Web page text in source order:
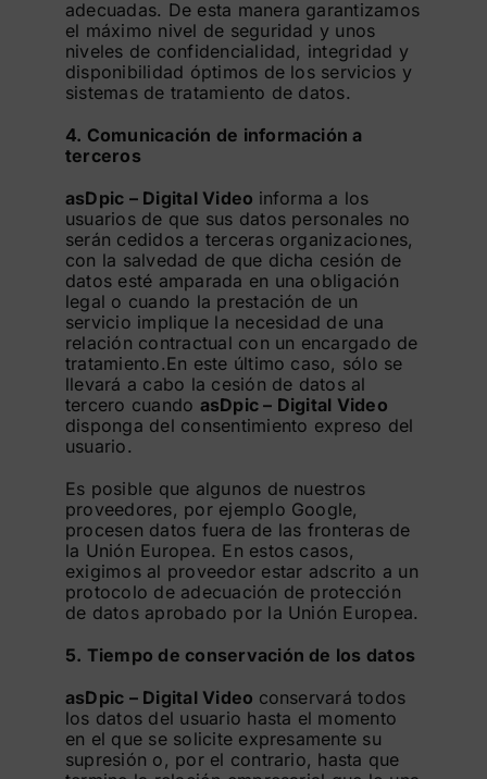
adecuadas. De esta manera garantizamos
el máximo nivel de seguridad y unos
niveles de confidencialidad, integridad y
disponibilidad óptimos de los servicios y
sistemas de tratamiento de datos.
4. Comunicación de información a
terceros
asDpic – Digital Video informa a los
usuarios de que sus datos personales no
serán cedidos a terceras organizaciones,
con la salvedad de que dicha cesión de
datos esté amparada en una obligación
legal o cuando la prestación de un
servicio implique la necesidad de una
relación contractual con un encargado de
tratamiento.En este último caso, sólo se
llevará a cabo la cesión de datos al
tercero cuando asDpic – Digital Video
disponga del consentimiento expreso del
usuario.
Es posible que algunos de nuestros
proveedores, por ejemplo Google,
procesen datos fuera de las fronteras de
la Unión Europea. En estos casos,
exigimos al proveedor estar adscrito a un
protocolo de adecuación de protección
de datos aprobado por la Unión Europea.
5. Tiempo de conservación de los datos
asDpic – Digital Video conservará todos
los datos del usuario hasta el momento
en el que se solicite expresamente su
supresión o, por el contrario, hasta que